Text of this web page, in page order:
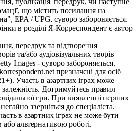
що містить посилання на
EPA / UPG, суворо забороняється.
в розділі Я-Корреспондент є автор
передрук та відтворення
та/або аудіовізуальних творів
Images - суворо забороняється.
призначені для осіб
Участь в азартних іграх може
залежність. Дотримуйтесь правил
гри. При виявленні перших
зверніться до спеціаліста.
в азартних іграх не може бути
або альтернативою роботі.